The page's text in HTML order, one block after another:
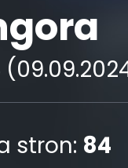
stron: 84